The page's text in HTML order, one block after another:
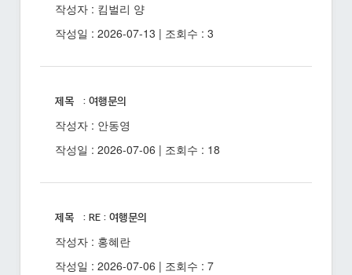
작성자 : 킴벌리 양
작성일 : 2026-07-13 | 조회수 : 3
제목 : 여행문의
작성자 : 안동영
작성일 : 2026-07-06 | 조회수 : 18
제목 : RE : 여행문의
작성자 : 홍혜란
작성일 : 2026-07-06 | 조회수 : 7